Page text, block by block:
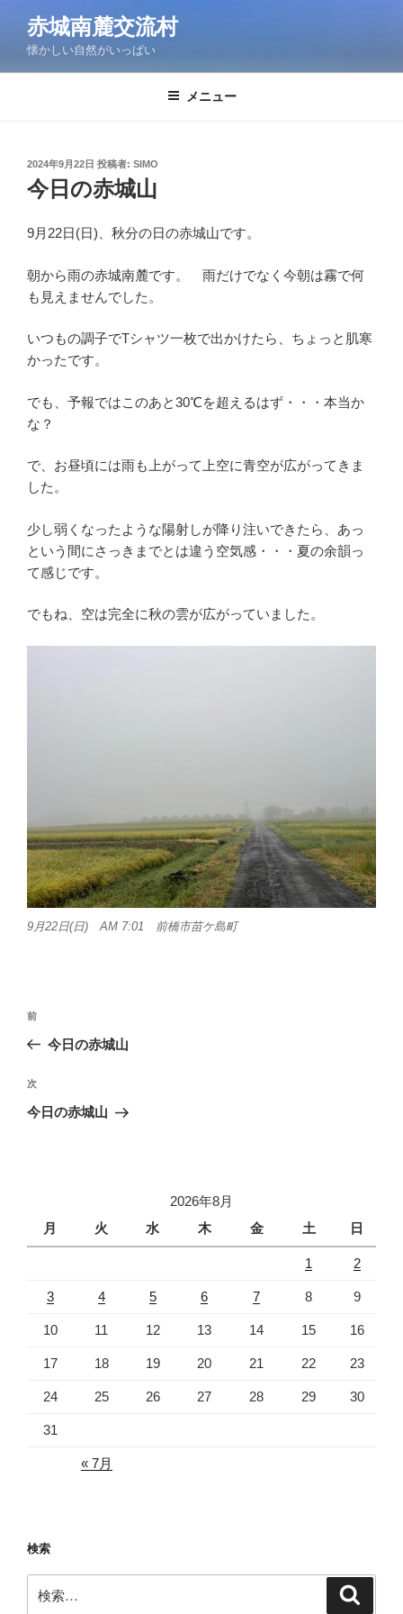
ン
赤城南麓交流村
懐かしい自然がいっぱい
メニュー
投
稿
日:
2024年9月22日 投稿者: SIMO
今日の赤城山
9月22日(日)、秋分の日の赤城山です。
朝から雨の赤城南麓です。 雨だけでなく今朝は霧で何
も見えませんでした。
いつもの調子でTシャツ一枚で出かけたら、ちょっと肌寒
かったです。
でも、予報ではこのあと30℃を超えるはず・・・本当か
な？
で、お昼頃には雨も上がって上空に青空が広がってきま
した。
少し弱くなったような陽射しが降り注いできたら、あっ
という間にさっきまでとは違う空気感・・・夏の余韻っ
て感じです。
でもね、空は完全に秋の雲が広がっていました。
9月22日(日) AM 7:01 前橋市苗ケ島町
投
ビ
ゲ
前
の
稿
前
今日の赤城山
次
の
次
今日の赤城山
2026年8月
月
火 水 木 金 土 日
1 2
3 4 5 6 7 8 9
10 11 12 13 14 15 16
17 18 19 20 21 22 23
24 25 26 27 28 29 30
31
« 7月
検索
索: